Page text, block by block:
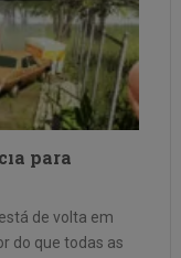
para
de volta em
do que todas as